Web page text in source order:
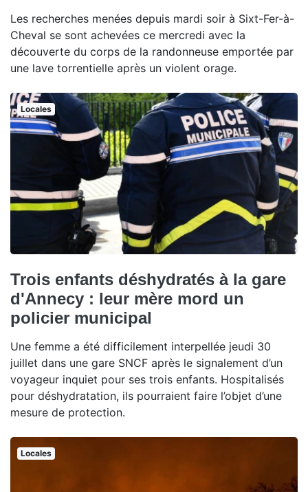
Les recherches menées depuis mardi soir à Sixt-Fer-à-
Cheval se sont achevées ce mercredi avec la
découverte du corps de la randonneuse emportée par
une lave torrentielle après un violent orage.
Locales
Trois enfants déshydratés à la gare
d'Annecy : leur mère mord un
policier municipal
Une femme a été difficilement interpellée jeudi 30
juillet dans une gare SNCF après le signalement d’un
voyageur inquiet pour ses trois enfants. Hospitalisés
pour déshydratation, ils pourraient faire l’objet d’une
mesure de protection.
Locales